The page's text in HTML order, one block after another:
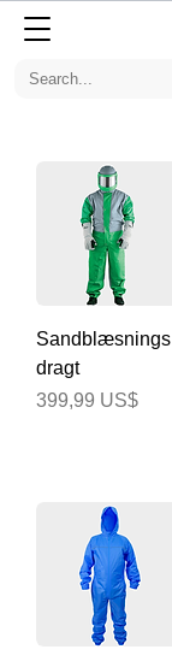
Sandblæsnings
dragt
Pris
399,99 US$